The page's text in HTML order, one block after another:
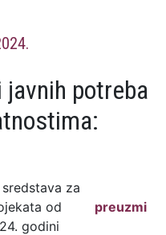
javnih potreba
za
od
godini
preuzmi